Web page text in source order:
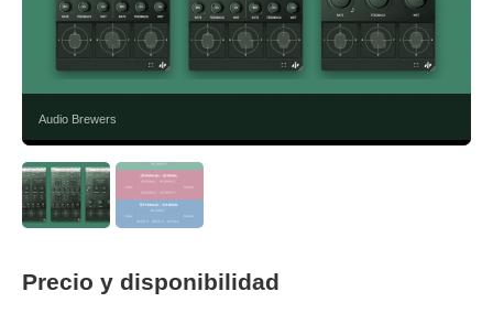
Audio Brewers
Precio y disponibilidad